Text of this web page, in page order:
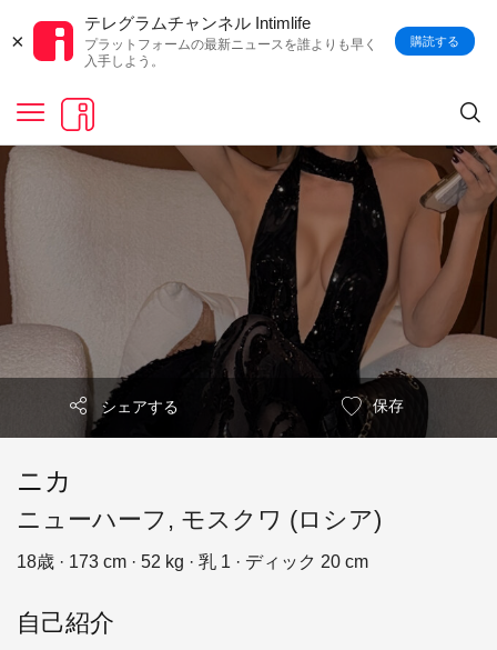
×
テレグラムチャンネル Intimlife
プラットフォームの最新ニュースを誰よりも早く
入手しよう。
購読する
シェアする 保存
ニカ
ニューハーフ, モスクワ (ロシア)
18歳 · 173 cm · 52 kg · 乳 1 · ディック 20 cm
自己紹介